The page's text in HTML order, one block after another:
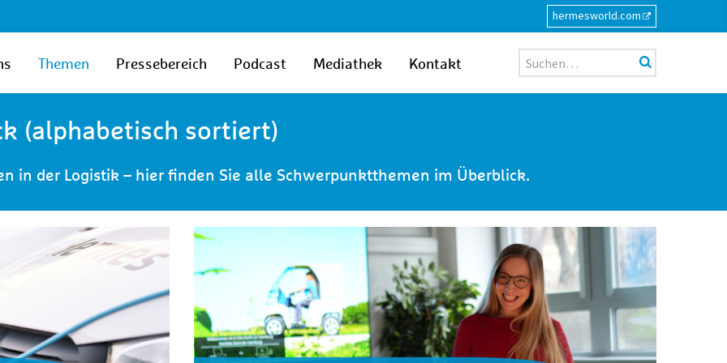
hermesworld.com
Themen Pressebereich Podcast Mediathek Kontakt
(alphabetisch sortiert)
in der Logistik – hier finden Sie alle Schwerpunktthemen im Überblick.